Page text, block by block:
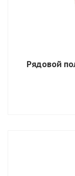
Рядовой